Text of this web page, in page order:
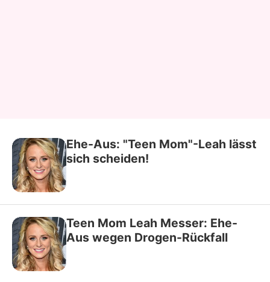
Ehe-Aus: "Teen Mom"-Leah lässt
sich scheiden!
Teen Mom Leah Messer: Ehe-
Aus wegen Drogen-Rückfall